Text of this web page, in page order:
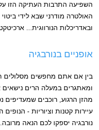
השפיעה התרבות העתיקה הזו
האולטרה מודרני שבא לידי ביטוי
ובאדריכלות הנורווגית...
אופניים בנורבגיה
בין אם אתם מחפשים מסלולים
ומאתגרים במעלה הרים
מהזן הרגוע, רוכבים שמעדיפים
עיירות קטנות וציוריות - הנופים
נורבגיה יספקו לכם הנאה מרובה.